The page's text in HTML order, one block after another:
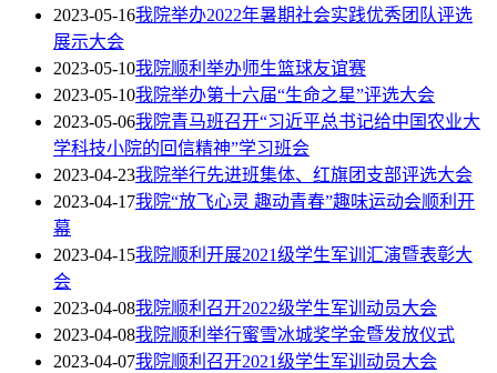
2023-05-16我院举办2022年暑期社会实践优秀团队评选
展示大会
2023-05-10我院顺利举办师生篮球友谊赛
2023-05-10我院举办第十六届“生命之星”评选大会
2023-05-06我院青马班召开“习近平总书记给中国农业大
学科技小院的回信精神”学习班会
2023-04-23我院举行先进班集体、红旗团支部评选大会
2023-04-17我院“放飞心灵 趣动青春”趣味运动会顺利开
幕
2023-04-15我院顺利开展2021级学生军训汇演暨表彰大
会
2023-04-08我院顺利召开2022级学生军训动员大会
2023-04-08我院顺利举行蜜雪冰城奖学金暨发放仪式
2023-04-07我院顺利召开2021级学生军训动员大会